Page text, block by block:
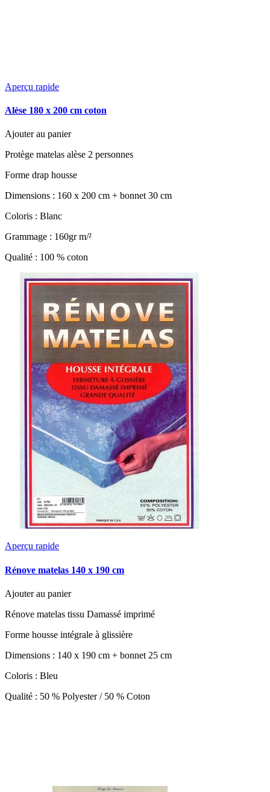
Aperçu rapide
Alèse 180 x 200 cm coton
Ajouter au panier
Protège matelas alèse 2 personnes
Forme drap housse
Dimensions : 160 x 200 cm + bonnet 30 cm
Coloris : Blanc
Grammage : 160gr m/²
Qualité : 100 % coton
Aperçu rapide
Rénove matelas 140 x 190 cm
Ajouter au panier
Rénove matelas tissu Damassé imprimé
Forme housse intégrale à glissière
Dimensions : 140 x 190 cm + bonnet 25 cm
Coloris : Bleu
Qualité : 50 % Polyester / 50 % Coton